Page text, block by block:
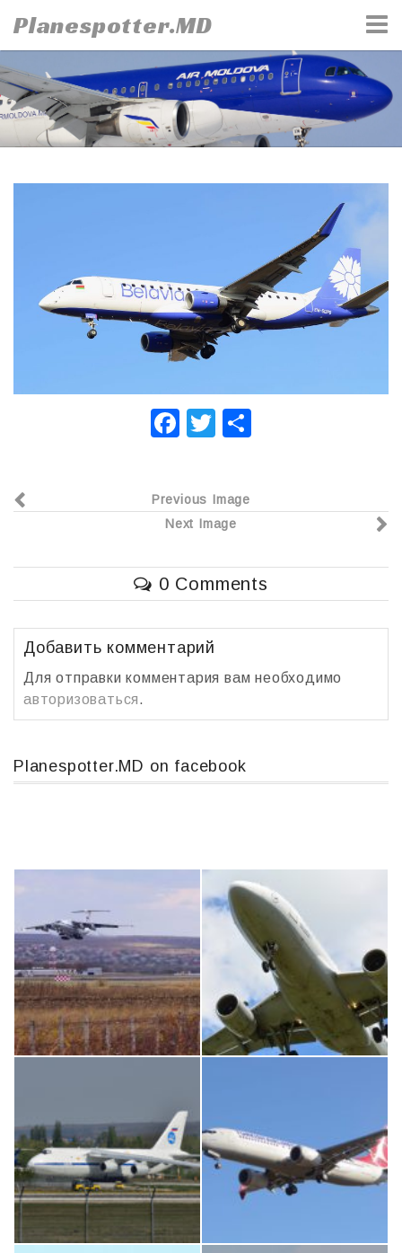
to
content
Planespotter.MD
F
e
b
o
o
k
T
er р
в
и
т
Previous Image
Next Image
0 Comments
Добавить комментарий
Для отправки комментария вам необходимо
авторизоваться.
Planespotter.MD on facebook